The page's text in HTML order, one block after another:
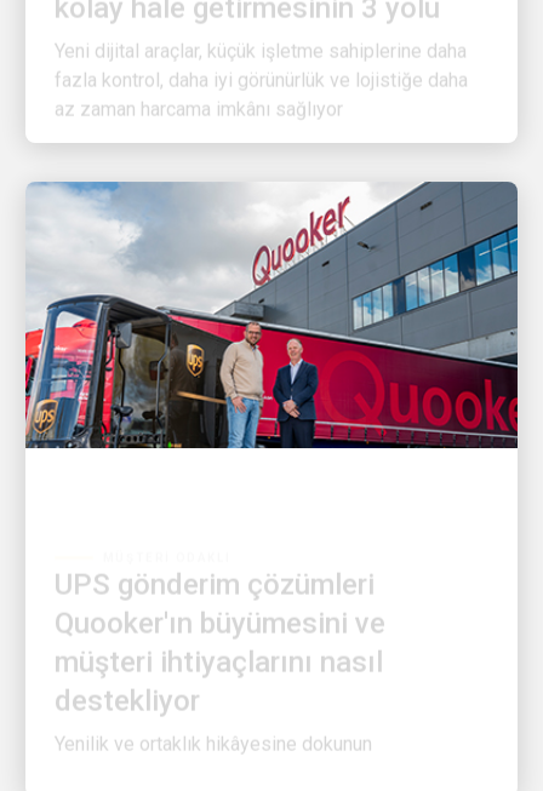
Yeni dijital araçlar, küçük işletme sahiplerine daha
fazla kontrol, daha iyi görünürlük ve lojistiğe daha
az zaman harcama imkânı sağlıyor
Quooker'ın büyümesini ve
müşteri ihtiyaçlarını nasıl
destekliyor
Yenilik ve ortaklık hikâyesine dokunun